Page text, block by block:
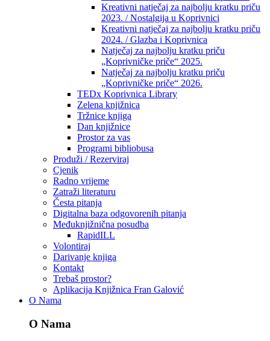
Kreativni natječaj za najbolju kratku priču
2023. / Nostalgija u Koprivnici
Kreativni natječaj za najbolju kratku priču
2024. / Glazba i Koprivnica
Natječaj za najbolju kratku priču
„Koprivničke priče“ 2025.
Natječaj za najbolju kratku priču
„Koprivničke priče“ 2026.
TEDx Koprivnica Library
Zelena knjižnica
Tržnice knjiga
Dan knjižnice
Prostor za vas
Programi bibliobusa
Produži / Rezerviraj
Cjenik
Radno vrijeme
Zatraži literaturu
Česta pitanja
Digitalna baza odgovorenih pitanja
Međuknjižnična posudba
RapidILL
Volontiraj
Darivanje knjiga
Kontakt
Trebaš prostor?
Aplikacija Knjižnica Fran Galović
O Nama
O Nama